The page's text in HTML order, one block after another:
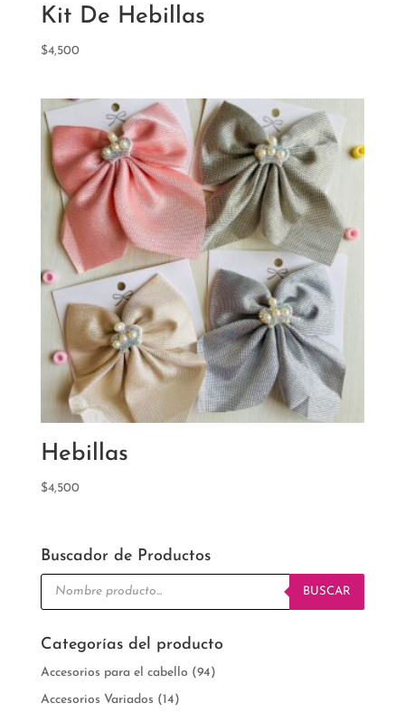
Kit De Hebillas
$4,500
Hebillas
$4,500
Buscador de Productos
Búsqueda
BUSCAR
Categorías del producto
Accesorios para el cabello (94)
Accesorios Variados (14)